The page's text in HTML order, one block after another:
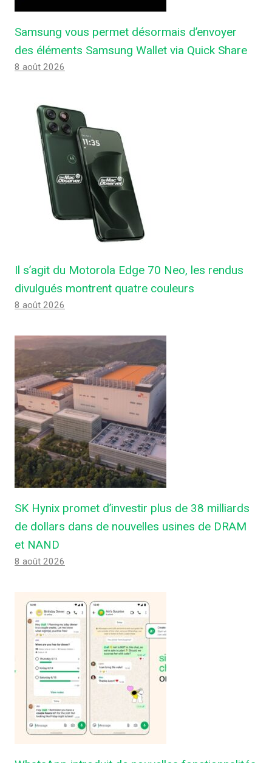
Samsung vous permet désormais d’envoyer
des éléments Samsung Wallet via Quick Share
8 août 2026
Il s’agit du Motorola Edge 70 Neo, les rendus
divulgués montrent quatre couleurs
8 août 2026
SK Hynix promet d’investir plus de 38 milliards
de dollars dans de nouvelles usines de DRAM
et NAND
8 août 2026